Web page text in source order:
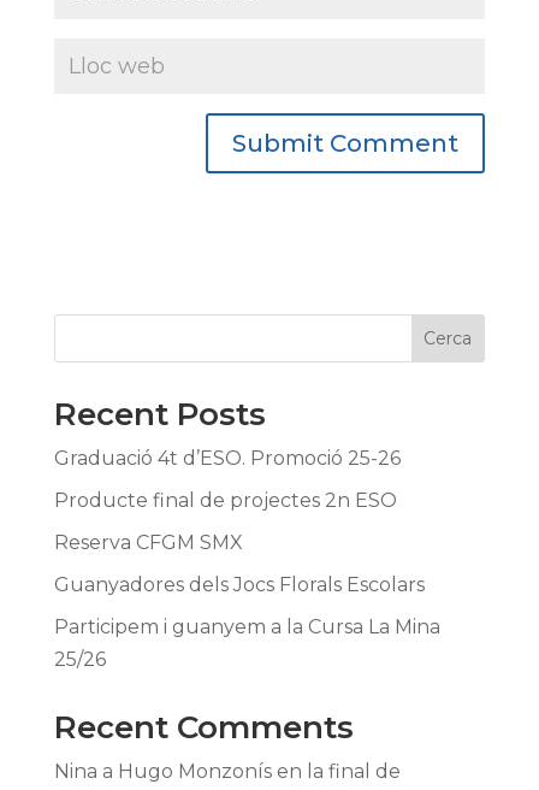
Cerca
Recent Posts
Graduació 4t d’ESO. Promoció 25-26
Producte final de projectes 2n ESO
Reserva CFGM SMX
Guanyadores dels Jocs Florals Escolars
Participem i guanyem a la Cursa La Mina
25/26
Recent Comments
Nina a Hugo Monzonís en la final de